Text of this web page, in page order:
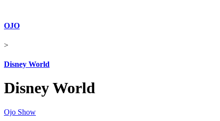
OJO
>
Disney World
Disney World
Ojo Show